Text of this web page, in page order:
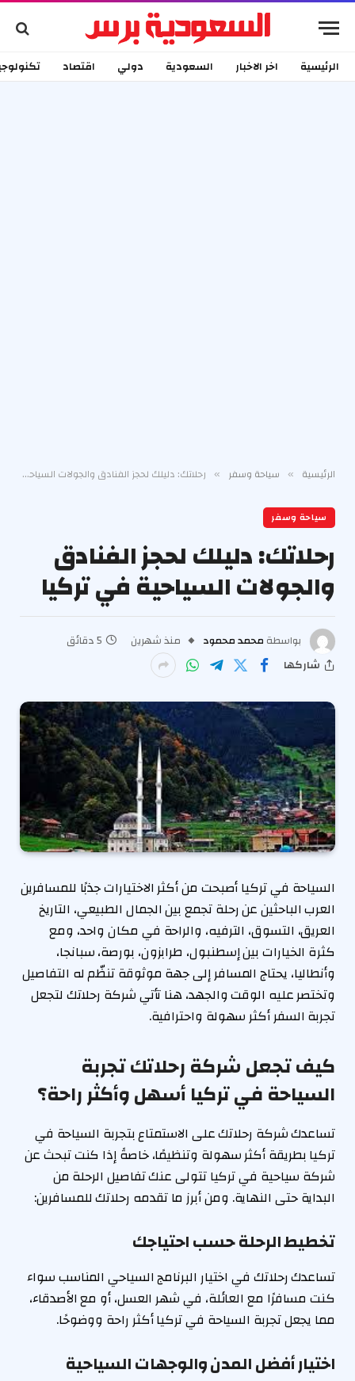
الرئيسية اخر الاخبار السعودية دولي اقتصاد
الرئيسية » سياحة وسفر » رحلاتك: دليلك لحجز الفنادق والجولات السياحية في تركيا
سياحة وسفر
رحلاتك: دليلك لحجز الفنادق
والجولات السياحية في تركيا
بواسطة محمد محمود منذ شهرين
5 دقائق
شاركها
السياحة في تركيا أصبحت من أكثر الاختيارات جذبًا للمسافرين
العرب الباحثين عن رحلة تجمع بين الجمال الطبيعي، التاريخ
العريق، التسوق، الترفيه، والراحة في مكان واحد، ومع
كثرة الخيارات بين إسطنبول، طرابزون، بورصة، سبانجا،
وأنطاليا، يحتاج المسافر إلى جهة موثوقة تنظّم له التفاصيل
وتختصر عليه الوقت والجهد، هنا تأتي شركة رحلاتك لتجعل
تجربة السفر أكثر سهولة واحترافية.
كيف تجعل شركة رحلاتك تجربة
السياحة في تركيا أسهل وأكثر راحة؟
تساعدك شركة رحلاتك على الاستمتاع بتجربة السياحة في
تركيا بطريقة أكثر سهولة وتنظيمًا، خاصةً إذا كنت تبحث عن
شركة سياحية في تركيا تتولى عنك تفاصيل الرحلة من
البداية حتى النهاية. ومن أبرز ما تقدمه رحلاتك للمسافرين:
تخطيط الرحلة حسب احتياجك
تساعدك رحلاتك في اختيار البرنامج السياحي المناسب سواء
كنت مسافرًا مع العائلة، في شهر العسل، أو مع الأصدقاء،
مما يجعل تجربة السياحة في تركيا أكثر راحة ووضوحًا.
اختيار أفضل المدن والوجهات السياحية